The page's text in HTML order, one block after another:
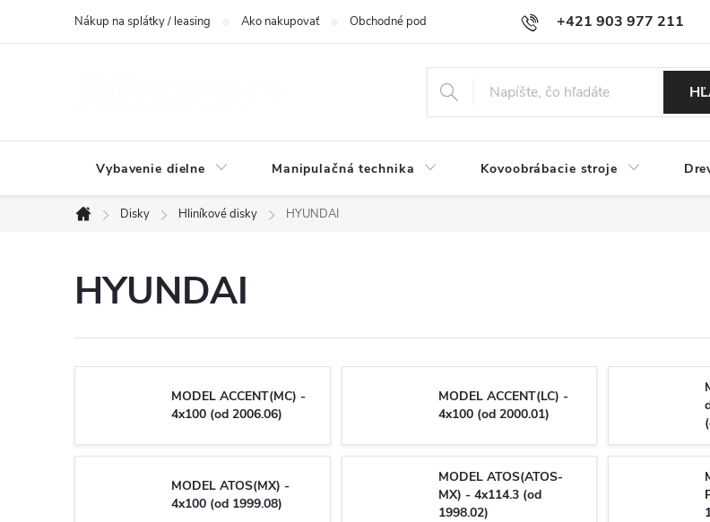
+421 903 977 211
Nákup na splátky / leasing Ako nakupovať Obchodné podmienky Podmienky ochrany osobných údajov
Vybavenie dielne Manipulačná technika Kovoobrábacie stroje
Domov
Disky Hliníkové disky HYUNDAI
HYUNDAI
MODEL ACCENT(MC) -
4x100 (od 2006.06)
MODEL ACCENT(LC) -
4x100 (od 2000.01)
MODEL ATOS(MX) -
4x100 (od 1999.08)
MODEL ATOS(ATOS-
MX) - 4x114.3 (od
1998.02)